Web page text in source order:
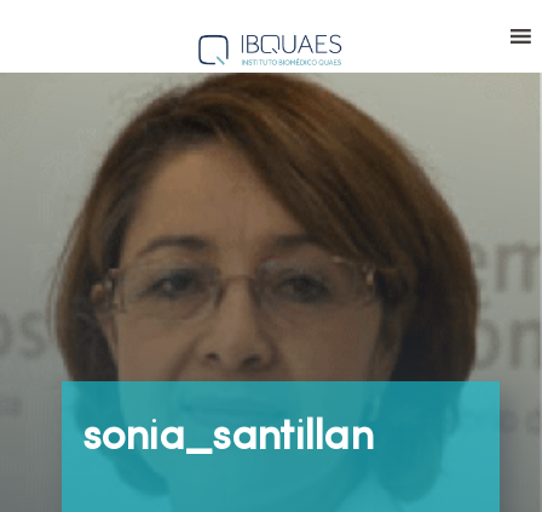
sonia_santillan